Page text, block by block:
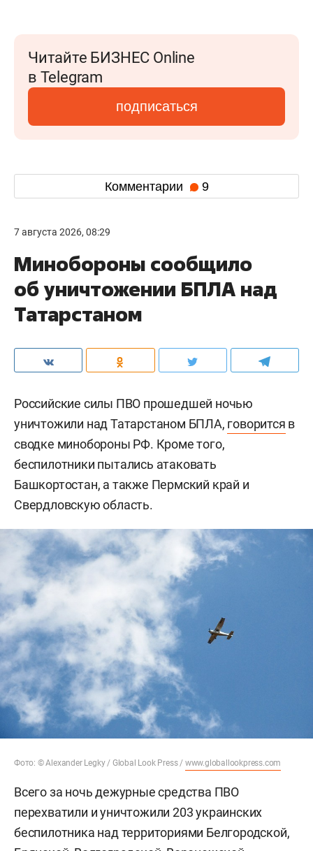
Читайте БИЗНЕС Online
в Telegram
подписаться
Комментарии 9
7 августа 2026, 08:29
Минобороны сообщило
об уничтожении БПЛА над
Татарстаном
Российские силы ПВО прошедшей ночью
уничтожили над Татарстаном БПЛА, говорится в
сводке минобороны РФ. Кроме того,
беспилотники пытались атаковать
Башкортостан, а также Пермский край и
Свердловскую область.
Фото: © Alexander Legky / Global Look Press / www.globallookpress.com
Всего за ночь дежурные средства ПВО
перехватили и уничтожили 203 украинских
беспилотника над территориями Белгородской,